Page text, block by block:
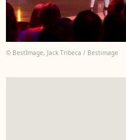
© BestImage, Jack Tribeca / Bestimage